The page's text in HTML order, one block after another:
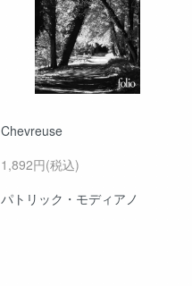
Chevreuse
1,892円(税込)
パトリック・モディアノ